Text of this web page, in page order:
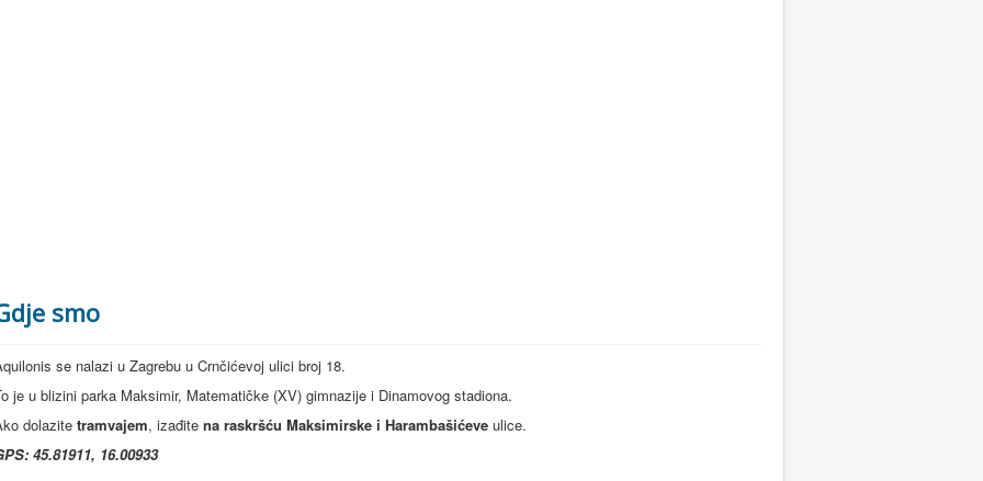
smo
se nalazi u Zagrebu u Crnčićevoj ulici broj 18.
je u blizini parka Maksimir, Matematičke (XV) gimnazije i Dinamovog stadiona.
dolazite tramvajem, izađite na raskršću Maksimirske i Harambašićeve ulice.
45.81911, 16.00933